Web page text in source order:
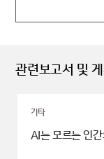
관련보고서 및
기타
AI는 모르는 인